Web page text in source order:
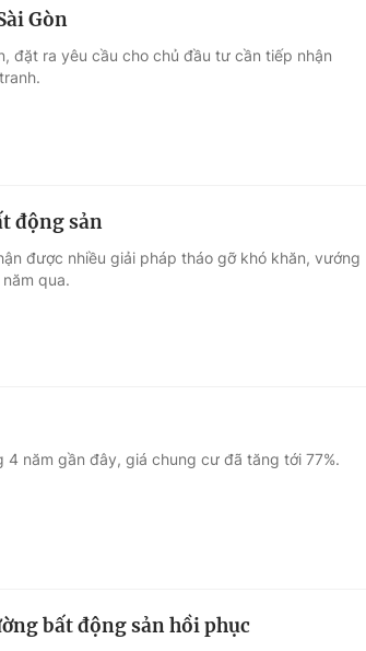
Gòn
đặt ra yêu cầu cho chủ đầu tư cần tiếp nhận
động sản
được nhiều giải pháp tháo gỡ khó khăn, vướng
qua.
4 năm gần đây, giá chung cư đã tăng tới 77%.
bất động sản hồi phục